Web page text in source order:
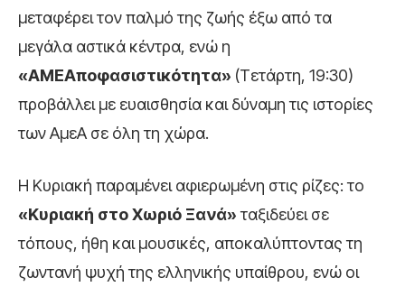
μεταφέρει τον παλμό της ζωής έξω από τα
μεγάλα αστικά κέντρα, ενώ η
«ΑΜΕΑποφασιστικότητα» (Τετάρτη, 19:30)
προβάλλει με ευαισθησία και δύναμη τις ιστορίες
των ΑμεΑ σε όλη τη χώρα.
Η Κυριακή παραμένει αφιερωμένη στις ρίζες: το
«Κυριακή στο Χωριό Ξανά»ταξιδεύει σε
τόπους, ήθη και μουσικές, αποκαλύπτοντας τη
ζωντανή ψυχή της ελληνικής υπαίθρου, ενώ οι